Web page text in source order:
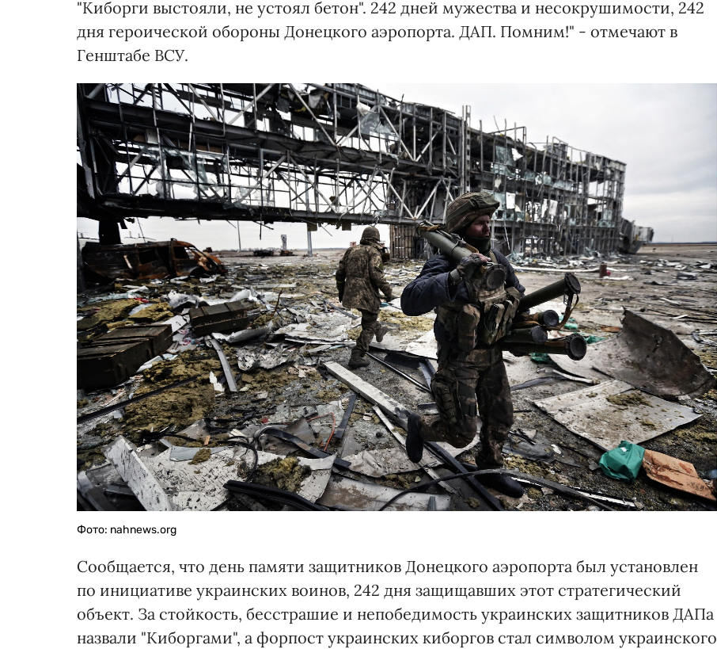
"Киборги выстояли, не устоял бетон". 242 дней мужества и несокрушимости, 242
дня героической обороны Донецкого аэропорта. ДАП. Помним!" - отмечают в
Генштабе ВСУ.
Фото: nahnews.org
Сообщается, что день памяти защитников Донецкого аэропорта был установлен
по инициативе украинских воинов, 242 дня защищавших этот стратегический
объект. За стойкость, бесстрашие и непобедимость украинских защитников ДАПа
назвали "Киборгами", а форпост украинских киборгов стал символом украинского